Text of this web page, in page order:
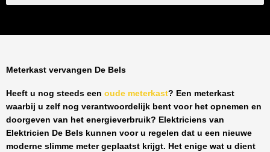
Meterkast vervangen De Bels
Heeft u nog steeds een oude meterkast? Een meterkast
waarbij u zelf nog verantwoordelijk bent voor het opnemen en
doorgeven van het energieverbruik? Elektriciens van
Elektricien De Bels kunnen voor u regelen dat u een nieuwe
moderne slimme meter geplaatst krijgt. Het enige wat u dient